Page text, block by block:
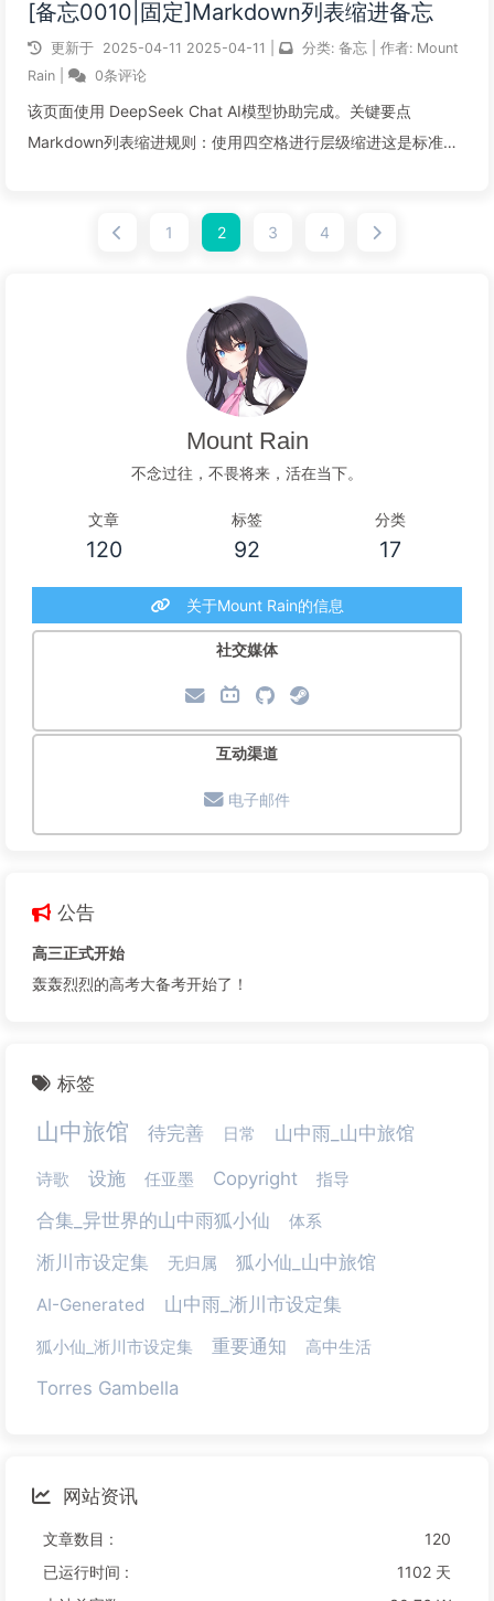
阅读全文...
[备忘0010|固定]Markdown列表缩进备忘
更新于 2025-04-11 2025-04-11 分类: 备忘 作者: Mount
Rain
0条评论
该页面使用 DeepSeek Chat AI模型协助完成。关键要点
Markdown列表缩进规则：使用四空格进行层级缩进这是标准
1 2 3 4
Mount Rain
不念过往，不畏将来，活在当下。
文章
120
标签
92
分类
17
关于Mount Rain的信息
社交媒体
互动渠道
电子邮件
公告
高三正式开始
轰轰烈烈的高考大备考开始了！
标签
山中旅馆 待完善 日常 山中雨_山中旅馆
诗歌 设施 任亚墨 Copyright 指导
合集_异世界的山中雨狐小仙 体系
淅川市设定集 无归属 狐小仙_山中旅馆
AI-Generated 山中雨_淅川市设定集
狐小仙_淅川市设定集 重要通知 高中生活
Torres Gambella
网站资讯
文章数目 :
120
已运行时间 :
1102 天